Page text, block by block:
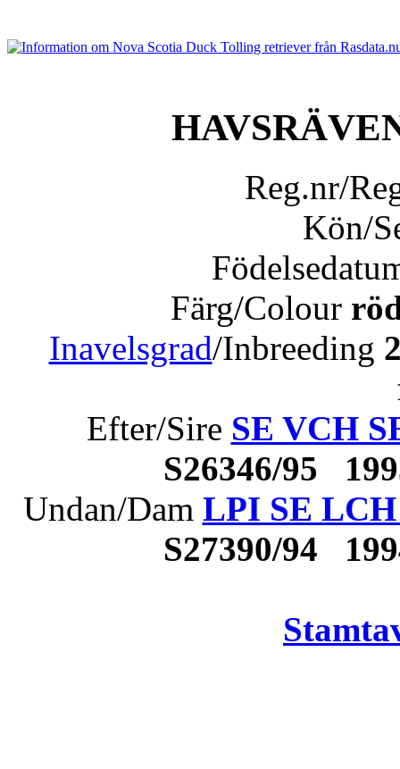
Reg.nr/
Kön/
Färg/Colour
Inavelsgrad/Inbreeding
Efter/Sire SE VCH
S26346/95
Undan/Dam LPI SE
S27390/94